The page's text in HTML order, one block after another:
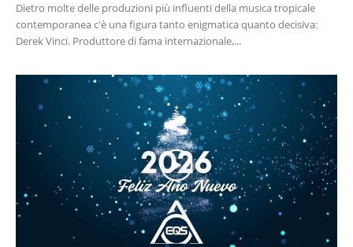
Dietro molte delle produzioni più influenti della musica tropicale
contemporanea c'è una figura tanto enigmatica quanto decisiva:
Derek Vinci. Produttore di fama internazionale,...